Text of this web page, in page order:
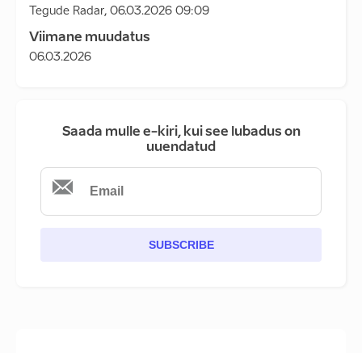
Tegude Radar, 06.03.2026 09:09
Viimane muudatus
06.03.2026
Saada mulle e-kiri, kui see lubadus on
uuendatud
SUBSCRIBE